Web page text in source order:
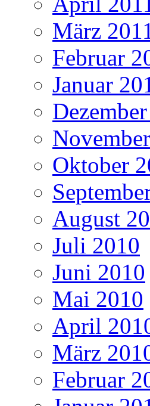
März 2011
Februar
Januar
Oktober
August
Juli 2010
Juni 2010
Mai 2010
April
März
Februar